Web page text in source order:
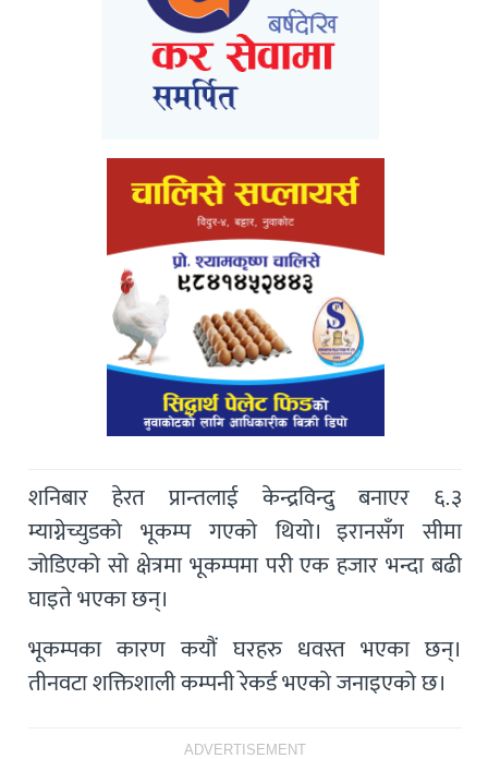
शनिबार हेरत प्रान्तलाई केन्द्रविन्दु बनाएर ६.३
म्याग्नेच्युडको भूकम्प गएको थियो। इरानसँग सीमा
जोडिएको सो क्षेत्रमा भूकम्पमा परी एक हजार भन्दा बढी
घाइते भएका छन्।
भूकम्पका कारण कयौं घरहरु धवस्त भएका छन्।
तीनवटा शक्तिशाली कम्पनी रेकर्ड भएको जनाइएको छ।
ADVERTISEMENT